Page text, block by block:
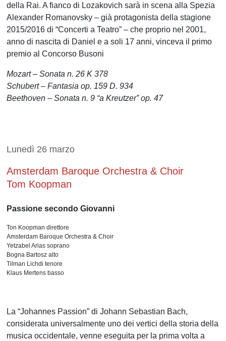
della Rai. A fianco di Lozakovich sarà in scena alla Spezia
Alexander Romanovsky – già protagonista della stagione
2015/2016 di “Concerti a Teatro” – che proprio nel 2001,
anno di nascita di Daniel e a soli 17 anni, vinceva il primo
premio al Concorso Busoni
Mozart – Sonata n. 26 K 378
Schubert – Fantasia op. 159 D. 934
Beethoven – Sonata n. 9 “a Kreutzer” op. 47
Lunedì 26 marzo
Amsterdam Baroque Orchestra & Choir
Tom Koopman
Passione secondo Giovanni
Ton Koopman direttore
Amsterdam Baroque Orchestra & Choir
Yetzabel Arias soprano
Bogna Bartosz alto
Tilman Lichdi tenore
Klaus Mertens basso
La “Johannes Passion” di Johann Sebastian Bach,
considerata universalmente uno dei vertici della storia della
musica occidentale, venne eseguita per la prima volta a